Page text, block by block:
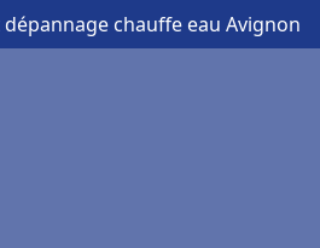
chauffe eau Avignon